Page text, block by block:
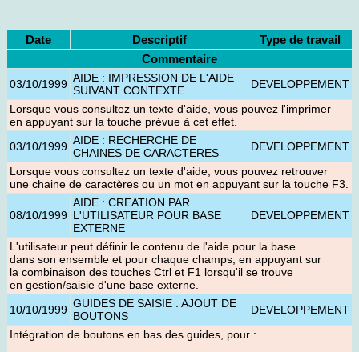
Date Descriptif
Type de travail
Commentaire
03/10/1999 AIDE : IMPRESSION DE L'AIDE
SUIVANT CONTEXTE
DEVELOPPEMENT
Lorsque vous consultez un texte d'aide, vous pouvez l'imprimer
en appuyant sur la touche prévue à cet effet.
03/10/1999 AIDE : RECHERCHE DE
CHAINES DE CARACTERES
DEVELOPPEMENT
Lorsque vous consultez un texte d'aide, vous pouvez retrouver
une chaine de caractères ou un mot en appuyant sur la touche F3.
08/10/1999
AIDE : CREATION PAR
L'UTILISATEUR POUR BASE
EXTERNE
DEVELOPPEMENT
L'utilisateur peut définir le contenu de l'aide pour la base
dans son ensemble et pour chaque champs, en appuyant sur
la combinaison des touches Ctrl et F1 lorsqu'il se trouve
en gestion/saisie d'une base externe.
10/10/1999 GUIDES DE SAISIE : AJOUT DE
BOUTONS
DEVELOPPEMENT
Intégration de boutons en bas des guides, pour :